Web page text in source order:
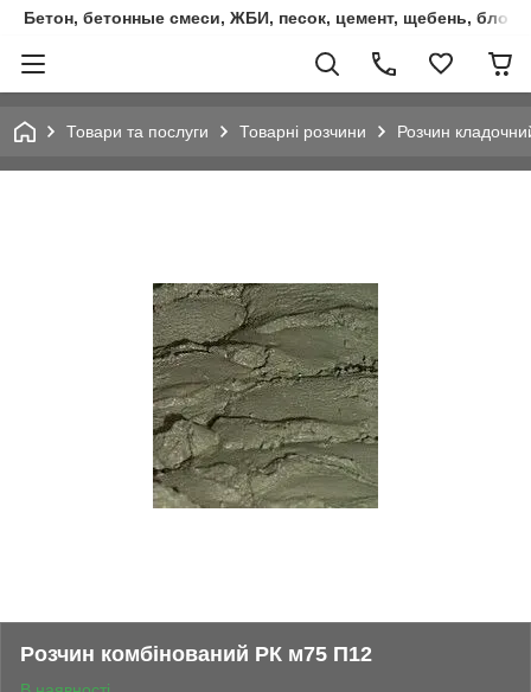
Бетон, бетонные смеси, ЖБИ, песок, цемент, щебень,
Товари та послуги Товарні розчини Розчин
Розчин комбінований РК м75 П12